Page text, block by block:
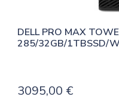
DELL PRO MAX
285/32GB/1TBSSD/
3095,00 €